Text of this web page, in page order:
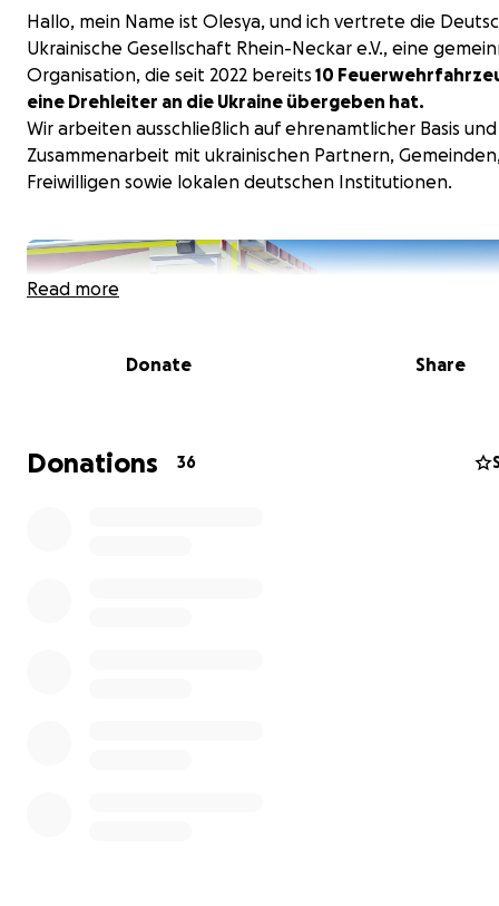
Hallo, mein Name ist Olesya, und ich vertrete die
Ukrainische Gesellschaft Rhein-Neckar e.V., eine
Organisation, die seit 2022 bereits 10
eine Drehleiter an die Ukraine übergeben hat.
Wir arbeiten ausschließlich auf ehrenamtlicher Basis
Zusammenarbeit mit ukrainischen Partnern,
Freiwilligen sowie lokalen deutschen Institutionen.
Read more
Donate Share
Donations 36